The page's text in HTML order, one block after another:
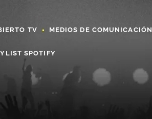
TV MEDIOS DE COMUNICACIÓN
SPOTIFY